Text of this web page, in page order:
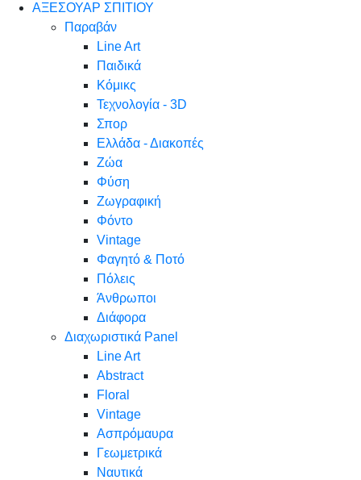
ΑΞΕΣΟΥΑΡ ΣΠΙΤΙΟΥ
Παραβάν
Line Art
Παιδικά
Κόμικς
Τεχνολογία - 3D
Σπορ
Ελλάδα - Διακοπές
Ζώα
Φύση
Ζωγραφική
Φόντο
Vintage
Φαγητό & Ποτό
Πόλεις
Άνθρωποι
Διάφορα
Διαχωριστικά Panel
Line Art
Abstract
Floral
Vintage
Ασπρόμαυρα
Γεωμετρικά
Ναυτικά